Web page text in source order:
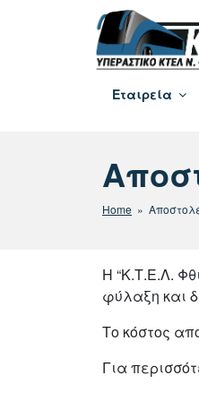
ΚΤΕΛ
Εταιρεία
Home »
Η “Κ.Τ.Ε.Λ.
φύλαξη και
Το κόστος
Για